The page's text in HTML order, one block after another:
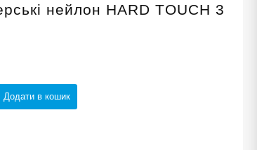
нейлон HARD TOUCH 3
Додати в кошик